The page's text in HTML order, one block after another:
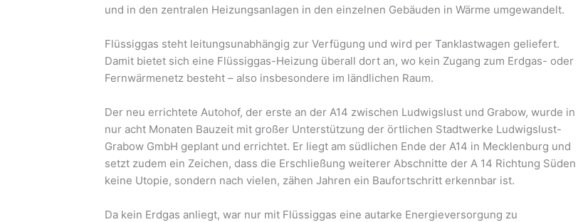
und in den zentralen Heizungsanlagen in den einzelnen Gebäuden in Wärme umgewandelt.
Flüssiggas steht leitungsunabhängig zur Verfügung und wird per Tanklastwagen geliefert.
Damit bietet sich eine Flüssiggas-Heizung überall dort an, wo kein Zugang zum Erdgas- oder
Fernwärmenetz besteht – also insbesondere im ländlichen Raum.
Der neu errichtete Autohof, der erste an der A14 zwischen Ludwigslust und Grabow, wurde in
nur acht Monaten Bauzeit mit großer Unterstützung der örtlichen Stadtwerke Ludwigslust-
Grabow GmbH geplant und errichtet. Er liegt am südlichen Ende der A14 in Mecklenburg und
setzt zudem ein Zeichen, dass die Erschließung weiterer Abschnitte der A 14 Richtung Süden
keine Utopie, sondern nach vielen, zähen Jahren ein Baufortschritt erkennbar ist.
Da kein Erdgas anliegt, war nur mit Flüssiggas eine autarke Energieversorgung zu